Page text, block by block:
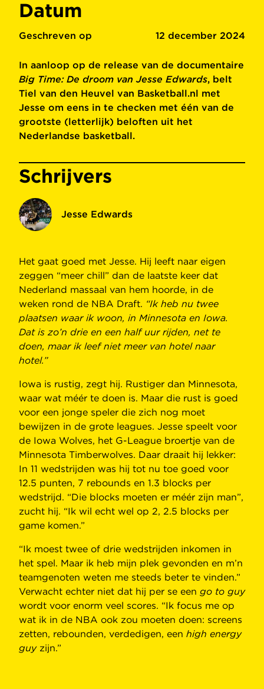
Datum
Geschreven op 12 december 2024
In aanloop op de release van de documentaire
Big Time: De droom van Jesse Edwards, belt
Tiel van den Heuvel van Basketball.nl met
Jesse om eens in te checken met één van de
grootste (letterlijk) beloften uit het
Nederlandse basketball.
Schrijvers
Jesse Edwards
Het gaat goed met Jesse. Hij leeft naar eigen
zeggen “meer chill” dan de laatste keer dat
Nederland massaal van hem hoorde, in de
weken rond de NBA Draft. “Ik heb nu twee
plaatsen waar ik woon, in Minnesota en Iowa.
Dat is zo’n drie en een half uur rijden, net te
doen, maar ik leef niet meer van hotel naar
hotel.”
Iowa is rustig, zegt hij. Rustiger dan Minnesota,
waar wat méér te doen is. Maar die rust is goed
voor een jonge speler die zich nog moet
bewijzen in de grote leagues. Jesse speelt voor
de Iowa Wolves, het G-League broertje van de
Minnesota Timberwolves. Daar draait hij lekker:
In 11 wedstrijden was hij tot nu toe goed voor
12.5 punten, 7 rebounds en 1.3 blocks per
wedstrijd. “Die blocks moeten er méér zijn man”,
zucht hij. “Ik wil echt wel op 2, 2.5 blocks per
game komen.”
“Ik moest twee of drie wedstrijden inkomen in
het spel. Maar ik heb mijn plek gevonden en m’n
teamgenoten weten me steeds beter te vinden.”
Verwacht echter niet dat hij per se een go to guy
wordt voor enorm veel scores. “Ik focus me op
wat ik in de NBA ook zou moeten doen: screens
zetten, rebounden, verdedigen, een high energy
guy zijn.”